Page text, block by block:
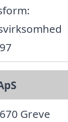
Greve